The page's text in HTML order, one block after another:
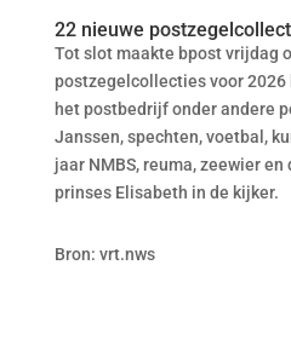
22 nieuwe
Tot slot maakte bpost vrijdag
postzegelcollecties voor 2026
het postbedrijf onder andere
Janssen, spechten, voetbal,
jaar NMBS, reuma, zeewier
prinses Elisabeth in de kijker.
Bron: vrt.nws